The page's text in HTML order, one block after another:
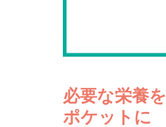
必要な栄養を
ポケットに